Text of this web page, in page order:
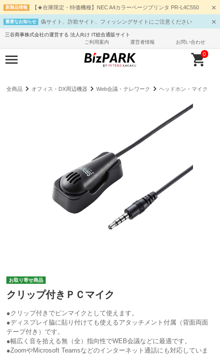
新製品情報 【★在庫限定・特価機種】NEC A4カラーページプリンタ PR-L4C550
重要なお知らせ 偽サイト、詐欺サイト、フィッシングサイトにご注意ください
三谷商事株式会社の運営する 法人向け IT総合通販サイト
ご利用案内
運営者情報 お問い合わせ
0
全商品 オフィス・DX周辺機器 Web会議・テレワーク ヘッドホン・マイク
お取り寄せ商品
クリップ付きＰＣマイク
●クリップ付きでピンマイクとして使えます。
●ディスプレイ脇に貼り付けても使えるアタッチメント付属（背面両面
テープ付き）です。
●幅広く音を拾える無（全）指向性でWEB会議などに最適です。
●ZoomやMicrosoft Teamsなどのインターネット通話にも対応していま